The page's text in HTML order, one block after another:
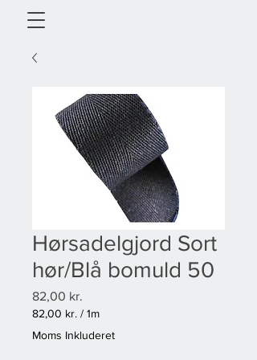
Hørsadelgjord Sort
hør/Blå bomuld 50
82,00 kr.
82,00 kr. / 1m
82,00 kr.
pr.
Moms Inkluderet